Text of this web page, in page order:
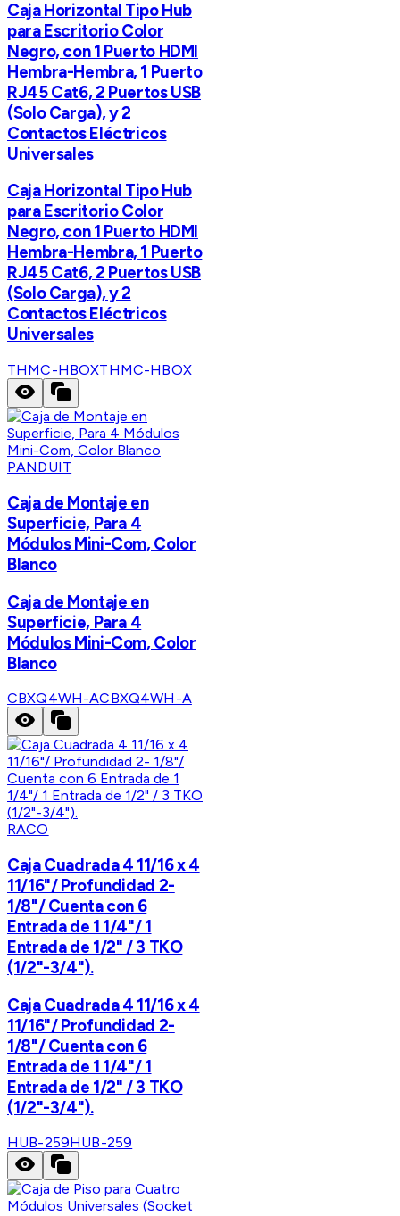
Caja Horizontal Tipo Hub
para Escritorio Color
Negro, con 1 Puerto HDMI
Hembra-Hembra, 1 Puerto
RJ45 Cat6, 2 Puertos USB
(Solo Carga), y 2
Contactos Eléctricos
Universales
Caja Horizontal Tipo Hub
para Escritorio Color
Negro, con 1 Puerto HDMI
Hembra-Hembra, 1 Puerto
RJ45 Cat6, 2 Puertos USB
(Solo Carga), y 2
Contactos Eléctricos
Universales
THMC-HBOXTHMC-HBOX
PANDUIT
Caja de Montaje en
Superficie, Para 4
Módulos Mini-Com, Color
Blanco
Caja de Montaje en
Superficie, Para 4
Módulos Mini-Com, Color
Blanco
CBXQ4WH-ACBXQ4WH-A
RACO
Caja Cuadrada 4 11/16 x 4
11/16"/ Profundidad 2-
1/8"/ Cuenta con 6
Entrada de 1 1/4"/ 1
Entrada de 1/2" / 3 TKO
(1/2"-3/4").
Caja Cuadrada 4 11/16 x 4
11/16"/ Profundidad 2-
1/8"/ Cuenta con 6
Entrada de 1 1/4"/ 1
Entrada de 1/2" / 3 TKO
(1/2"-3/4").
HUB-259HUB-259